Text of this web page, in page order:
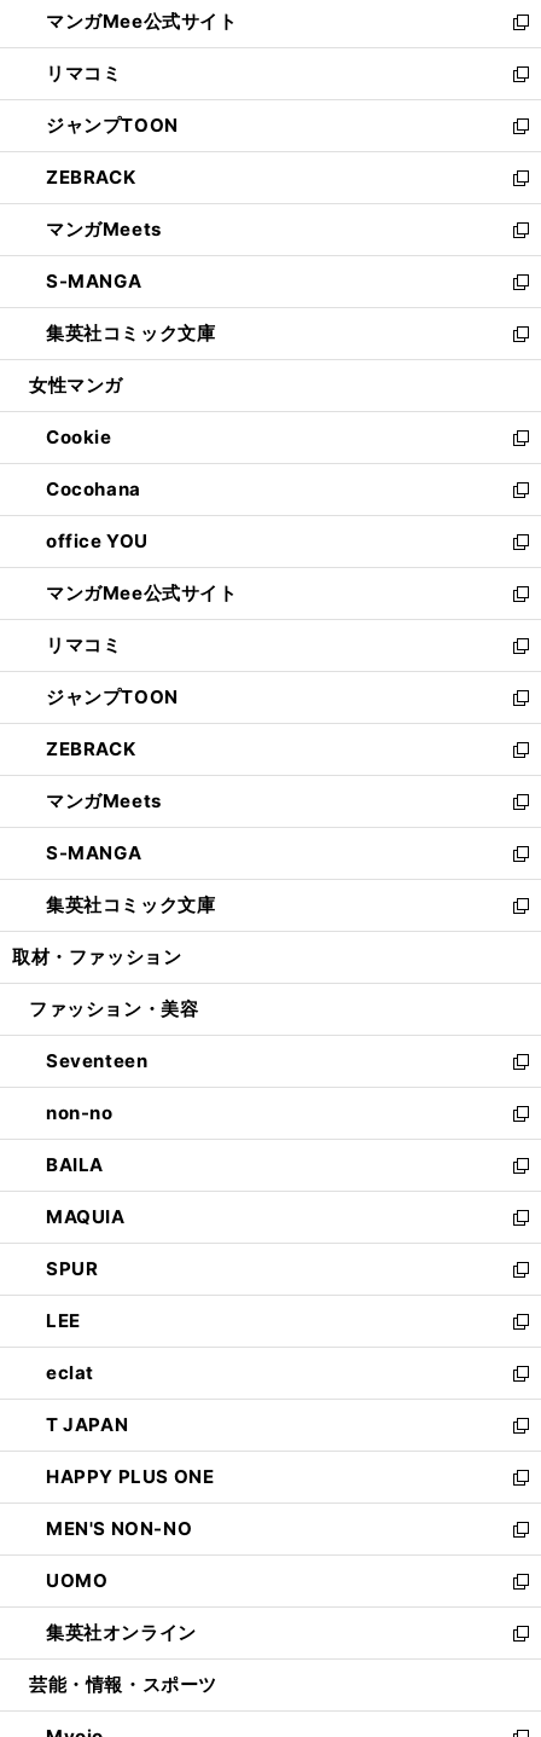
く
ド
ウ
で
開
く
ィ
ン
ド
ウ
で
開
く
い
ウ
ィ
ン
ド
ウ
で
開
く
マンガMee公式サイト
新
し
い
ウ
ィ
ン
ド
ウ
で
開
く
リマコミ
新
し
い
ウ
ィ
ン
ド
ウ
で
開
く
ジャンプTOON
新
し
い
ウ
ィ
ン
ド
ウ
で
開
ZEBRACK
新
し
い
ウ
ィ
ン
ド
ウ
開
く
マンガMeets
新
し
い
ウ
ィ
ン
ウ
で
開
く
S-MANGA
新
し
い
ウ
ン
ド
ウ
で
開
く
集英社コミック文庫
新
し
ウ
ィ
ン
ド
ウ
で
開
く
女性マンガ
Cookie
新
し
い
ウ
ィ
ン
ド
ウ
で
開
く
Cocohana
新
し
い
ウ
ィ
ン
ド
ウ
で
開
く
office YOU
新
し
い
ウ
ィ
ン
ド
ウ
で
開
く
マンガMee公式サイト
新
し
い
ウ
ィ
ン
ド
ウ
で
開
く
リマコミ
新
し
い
ウ
ィ
ン
ド
ウ
で
開
く
ジャンプTOON
新
し
い
ウ
ィ
ン
ド
ウ
で
開
ZEBRACK
新
し
い
ウ
ィ
ン
ド
ウ
開
マンガMeets
新
し
い
ウ
ィ
ン
ウ
開
く
S-MANGA
新
し
い
ウ
ン
ウ
で
開
く
集英社コミック文庫
新
し
ウ
ン
ド
ウ
で
開
く
取材・ファッション
ファッション・美容
Seventeen
新
し
い
ウ
ィ
ン
ド
ウ
で
開
く
non-no
新
し
い
ウ
ィ
ン
ド
ウ
で
開
く
BAILA
新
し
い
ウ
ィ
ン
ド
ウ
で
開
く
MAQUIA
新
し
い
ウ
ィ
ン
ド
ウ
で
開
く
SPUR
新
し
い
ウ
ィ
ン
ド
ウ
で
開
く
LEE
新
し
い
ウ
ィ
ン
ド
ウ
で
開
く
eclat
新
し
い
ウ
ィ
ン
ド
ウ
で
開
く
T JAPAN
新
し
い
ウ
ィ
ン
ド
ウ
で
開
HAPPY PLUS ONE
新
し
い
ウ
ィ
ン
ド
ウ
開
MEN'S NON-NO
新
し
い
ウ
ィ
ン
ウ
UOMO
新
し
い
ウ
ン
集英社オンライン
新
し
ウ
芸能・情報・スポーツ